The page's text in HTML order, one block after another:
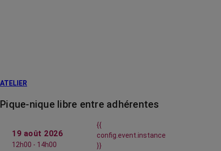
ATELIER
Pique-nique libre entre adhérentes
19 août 2026
12h00 - 14h00
{{
config.event.instance
}}